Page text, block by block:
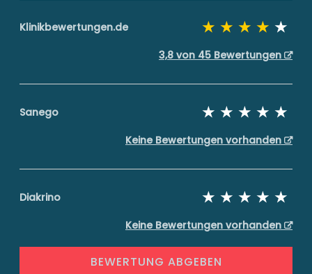
Klinikbewertungen.de
3,8 von 45 Bewertungen
Sanego
Keine Bewertungen vorhanden
Diakrino
Keine Bewertungen vorhanden
BEWERTUNG ABGEBEN